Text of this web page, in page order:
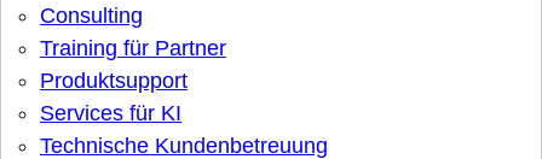
Consulting
Training für Partner
Produktsupport
Services für KI
Technische Kundenbetreuung